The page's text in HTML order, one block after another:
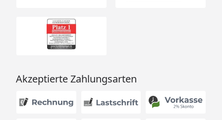
Akzeptierte Zahlungsarten